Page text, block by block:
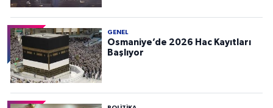
GENEL
Osmaniye’de 2026 Hac Kayıtları
Başlıyor